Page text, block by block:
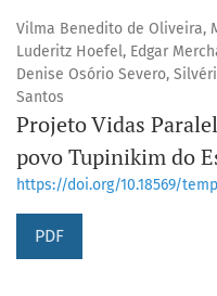
Vilma Benedito de Oliveira,
Luderitz Hoefel, Edgar
Denise Osório Severo,
Santos
Projeto Vidas
povo Tupinikim do
https://doi.org/10.18569/
PDF